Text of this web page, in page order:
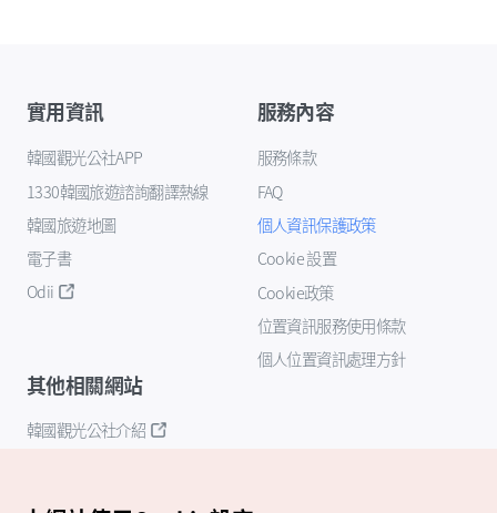
實用資訊
韓國觀光公社APP
1330韓國旅遊諮詢翻譯熱線
韓國旅遊地圖
電子書
Odii
服務內容
服務條款
FAQ
個人資訊保護政策
Cookie 設置
Cookie政策
位置資訊服務使用條款
個人位置資訊處理方針
其他相關網站
韓國觀光公社介紹